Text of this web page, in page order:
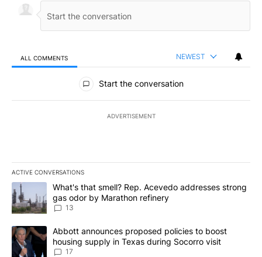
ALL COMMENTS NEWEST
All Comments
Start the conversation
ADVERTISEMENT
ACTIVE CONVERSATIONS
The following is a list of the most commented articles in the last
A trending article titled "What's that smell? Rep. Acevedo
What's that smell? Rep. Acevedo addresses strong
gas odor by Marathon refinery
13
A trending article titled "Abbott announces proposed policies to
Abbott announces proposed policies to boost
housing supply in Texas during Socorro visit
17